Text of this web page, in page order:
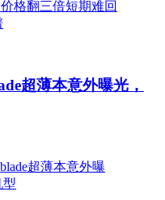
超薄本意外曝光，